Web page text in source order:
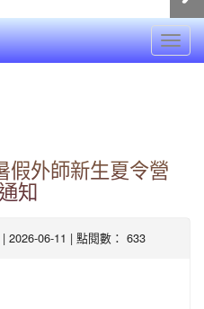
假外師新生夏令營
知
| 2026-06-11 | 點閱數： 633